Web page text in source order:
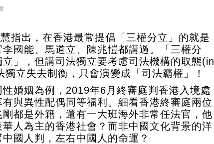
指出，在香港最常提倡「三權分立」的就是
國能、馬道立、陳兆愷都講過。「三權分
」，但講司法獨立要考慮司法機構的取態(in
立失去制衡，只會演變成「司法霸權」！
婚姻為例，2019年6月終審庭判香港入境處
與異性配偶同等福利。細看香港終審庭兩位
都是外籍，還有一大班海外非常任法官，他
人為主的香港社會？而非中國文化背景的洋
國人判，左右中國人的命運？